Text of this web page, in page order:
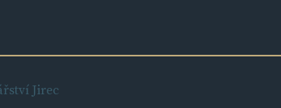
Jirec